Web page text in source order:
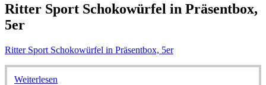
Ritter Sport Schokowürfel in Präsentbox,
5er
Ritter Sport Schokowürfel in Präsentbox, 5er
Weiterlesen